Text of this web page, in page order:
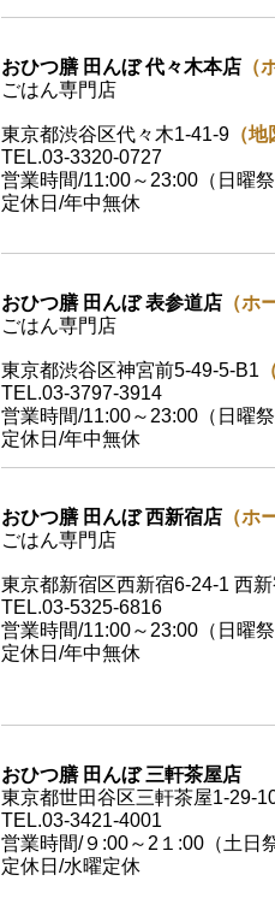
おひつ膳 田んぼ 代々木本店 （
ごはん専門店
東京都渋谷区代々木1-41-9 （
TEL.03-3320-0727
営業時間/11:00～23:00（日曜
定休日/年中無休
おひつ膳 田んぼ 表参道店 （ホ
ごはん専門店
東京都渋谷区神宮前5-49-5-B1
TEL.03-3797-3914
営業時間/11:00～23:00（日曜
定休日/年中無休
おひつ膳 田んぼ 西新宿店 （ホ
ごはん専門店
東京都新宿区西新宿6-24-1 西
TEL.03-5325-6816
営業時間/11:00～23:00（日曜
定休日/年中無休
おひつ膳 田んぼ 三軒茶屋店
東京都世田谷区三軒茶屋1-29-
TEL.03-3421-4001
営業時間/９:00～2１:00（土日
定休日/水曜定休